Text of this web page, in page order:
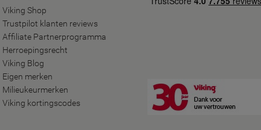
Viking Shop
Trustpilot klanten reviews
Affiliate Partnerprogramma
Herroepingsrecht
Viking Blog
Eigen merken
Milieukeurmerken
Viking kortingscodes